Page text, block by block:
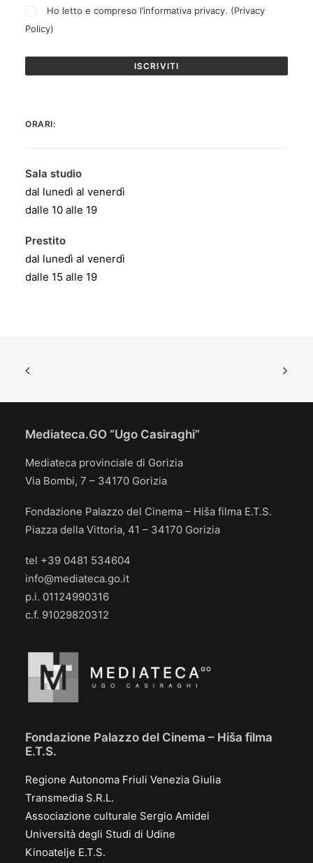
Ho letto e compreso l’informativa privacy. (Privacy
Policy)
ORARI:
Sala studio
dal lunedì al venerdì
dalle 10 alle 19
Prestito
dal lunedì al venerdì
dalle 15 alle 19
Mediateca.GO “Ugo Casiraghi”
Mediateca provinciale di Gorizia
Via Bombi, 7 – 34170 Gorizia
Fondazione Palazzo del Cinema – Hiša filma E.T.S.
Piazza della Vittoria, 41 – 34170 Gorizia
tel +39 0481 534604
info@mediateca.go.it
p.i. 01124990316
c.f. 91029820312
Fondazione Palazzo del Cinema – Hiša filma
E.T.S.
Regione Autonoma Friuli Venezia Giulia
Transmedia S.R.L.
Associazione culturale Sergio Amidei
Università degli Studi di Udine
Kinoatelje E.T.S.